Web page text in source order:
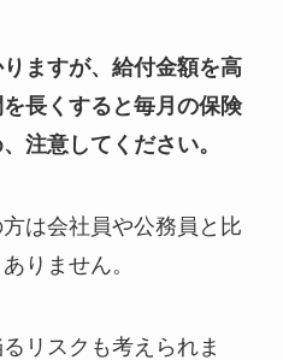
ますが、給付金額を高
長くすると毎月の保険
注意してください。
は会社員や公務員と比
りません。
リスクも考えられま